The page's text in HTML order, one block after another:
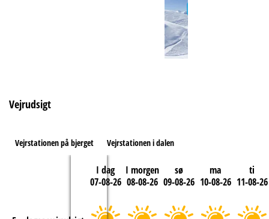
Vejrudsigt
Vejrstationen på bjerget Vejrstationen i dalen
I dag
07-08-26
I morgen
08-08-26
sø
09-08-26
ma
10-08-26
ti
11-08-26